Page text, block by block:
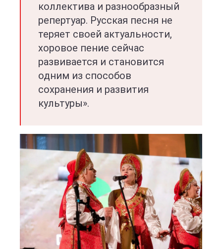
коллектива и разнообразный
репертуар. Русская песня не
теряет своей актуальности,
хоровое пение сейчас
развивается и становится
одним из способов
сохранения и развития
культуры».